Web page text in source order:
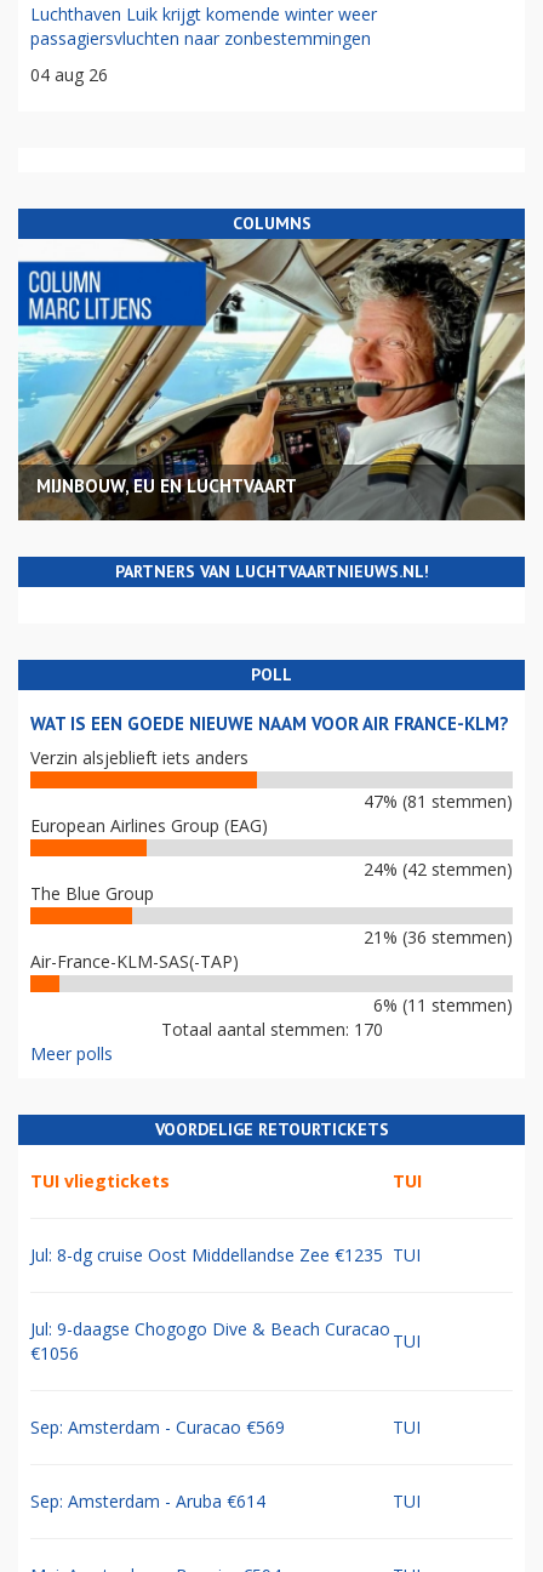
Luchthaven Luik krijgt komende winter weer
passagiersvluchten naar zonbestemmingen
04 aug 26
COLUMNS
MIJNBOUW, EU EN LUCHTVAART
PARTNERS VAN LUCHTVAARTNIEUWS.NL!
POLL
WAT IS EEN GOEDE NIEUWE NAAM VOOR AIR FRANCE-KLM?
Verzin alsjeblieft iets anders
47% (81 stemmen)
European Airlines Group (EAG)
24% (42 stemmen)
The Blue Group
21% (36 stemmen)
Air-France-KLM-SAS(-TAP)
6% (11 stemmen)
Totaal aantal stemmen: 170
Meer polls
VOORDELIGE RETOURTICKETS
TUI vliegtickets TUI
Jul: 8-dg cruise Oost Middellandse Zee €1235 TUI
Jul: 9-daagse Chogogo Dive & Beach Curacao
€1056
TUI
Sep: Amsterdam - Curacao €569 TUI
Sep: Amsterdam - Aruba €614 TUI